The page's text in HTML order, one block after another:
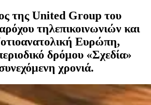
της United Group του
τηλεπικοινωνιών και
Ευρώπη,
δρόμου «Σχεδία»
χρονιά.